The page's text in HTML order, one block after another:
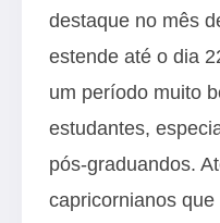
destaque no mês
estende até o dia
um período muito
estudantes,
pós-graduandos.
capricornianos